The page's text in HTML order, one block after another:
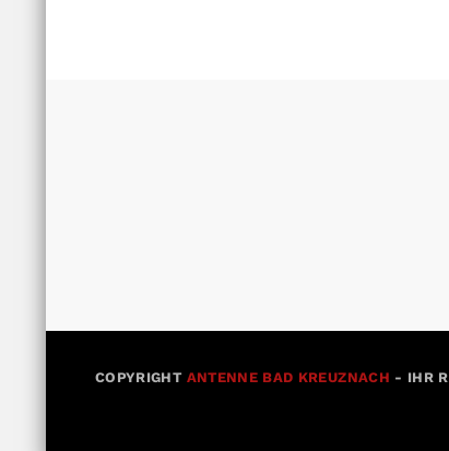
COPYRIGHT ANTENNE BAD KREUZNACH - IHR